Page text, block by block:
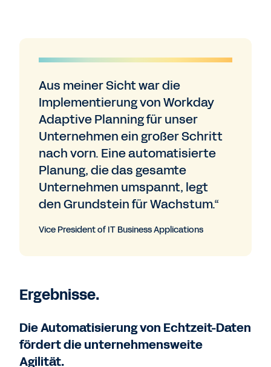
Aus meiner Sicht war die
Implementierung von Workday
Adaptive Planning für unser
Unternehmen ein großer Schritt
nach vorn. Eine automatisierte
Planung, die das gesamte
Unternehmen umspannt, legt
den Grundstein für Wachstum.“
Vice President of IT Business Applications
Ergebnisse.
Die Automatisierung von Echtzeit-Daten
fördert die unternehmensweite
Agilität.